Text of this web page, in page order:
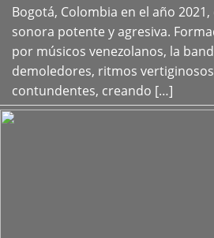
Bogotá, Colombia en el año
sonora potente y agresiva.
por músicos venezolanos, la
demoledores, ritmos
contundentes, creando […]
+